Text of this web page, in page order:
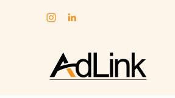
Aller
au